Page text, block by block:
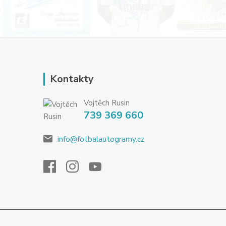
Kontakty
Vojtěch Rusin
739 369 660
info@fotbalautogramy.cz